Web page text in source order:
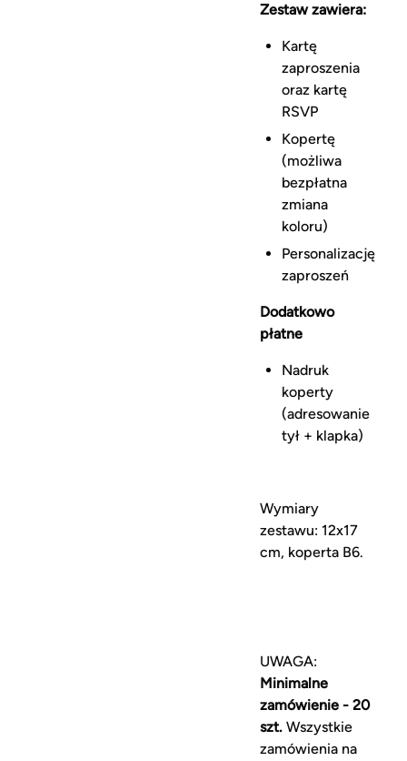
Zestaw zawiera:
Kartę
zaproszenia
oraz kartę
RSVP
Kopertę
(możliwa
bezpłatna
zmiana
koloru)
Personalizację
zaproszeń
Dodatkowo
płatne
Nadruk
koperty
(adresowanie
tył + klapka)
Wymiary
zestawu: 12x17
cm, koperta B6.
UWAGA:
Minimalne
zamówienie - 20
szt. Wszystkie
zamówienia na